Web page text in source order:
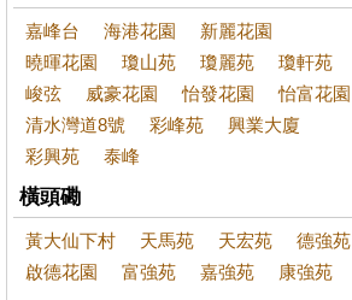
嘉峰台 海港花園
新麗花園
曉暉花園
瓊山苑 瓊麗苑
瓊軒苑
峻弦
威豪花園 怡發花園
怡富花園
清水灣道8號
彩峰苑
興業大廈
彩興苑
泰峰
橫頭磡
黃大仙下村 天馬苑 天宏苑
德強苑
啟德花園
富強苑 嘉強苑 康強苑